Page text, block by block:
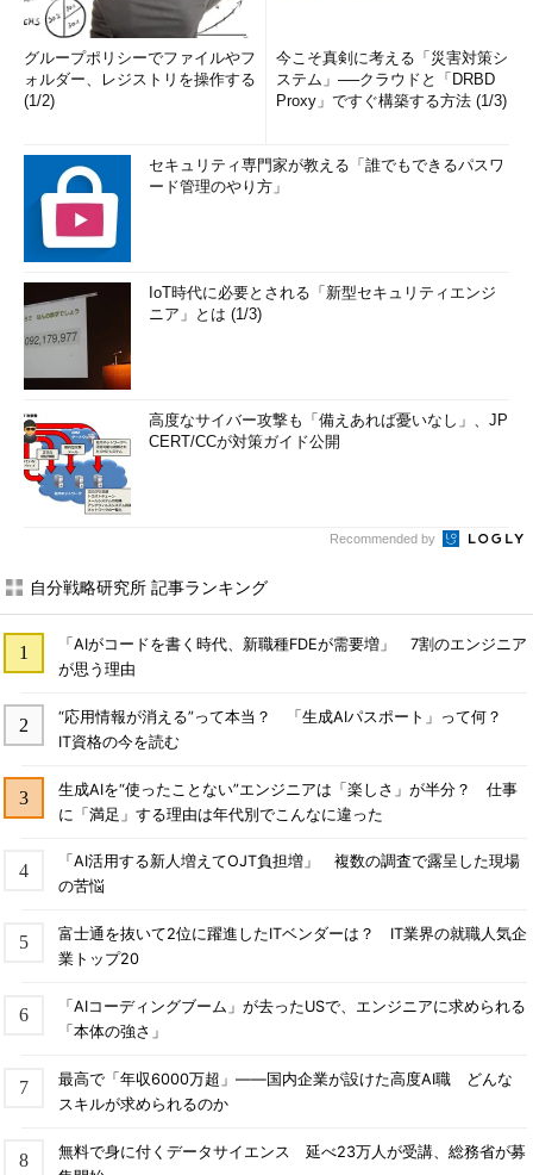
グループポリシーでファイルやフ
ォルダー、レジストリを操作する
(1/2)
今こそ真剣に考える「災害対策シ
ステム」──クラウドと「DRBD
Proxy」ですぐ構築する方法 (1/3)
セキュリティ専門家が教える「誰でもできるパスワ
ード管理のやり方」
IoT時代に必要とされる「新型セキュリティエンジ
ニア」とは (1/3)
高度なサイバー攻撃も「備えあれば憂いなし」、JP
CERT/CCが対策ガイド公開
Recommended by
自分戦略研究所 記事ランキング
「AIがコードを書く時代、新職種FDEが需要増」 7割のエンジニア
が思う理由
“応用情報が消える”って本当？ 「生成AIパスポート」って何？
IT資格の今を読む
生成AIを“使ったことない”エンジニアは「楽しさ」が半分？ 仕事
に「満足」する理由は年代別でこんなに違った
「AI活用する新人増えてOJT負担増」 複数の調査で露呈した現場
の苦悩
富士通を抜いて2位に躍進したITベンダーは？ IT業界の就職人気企
業トップ20
「AIコーディングブーム」が去ったUSで、エンジニアに求められる
「本体の強さ」
最高で「年収6000万超」――国内企業が設けた高度AI職 どんな
スキルが求められるのか
無料で身に付くデータサイエンス 延べ23万人が受講、総務省が募